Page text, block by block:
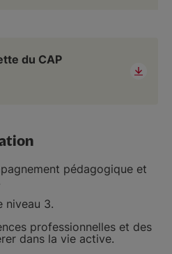
du CAP
pédagogique et
niveau 3.
professionnelles et des
dans la vie active.